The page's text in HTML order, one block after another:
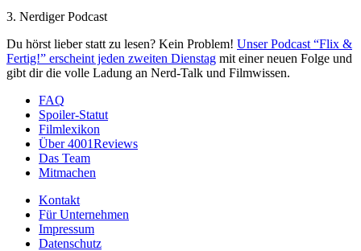
3. Nerdiger Podcast
Du hörst lieber statt zu lesen? Kein Problem! Unser Podcast “Flix &
Fertig!” erscheint jeden zweiten Dienstag mit einer neuen Folge und
gibt dir die volle Ladung an Nerd-Talk und Filmwissen.
FAQ
Spoiler-Statut
Filmlexikon
Über 4001Reviews
Das Team
Mitmachen
Kontakt
Für Unternehmen
Impressum
Datenschutz